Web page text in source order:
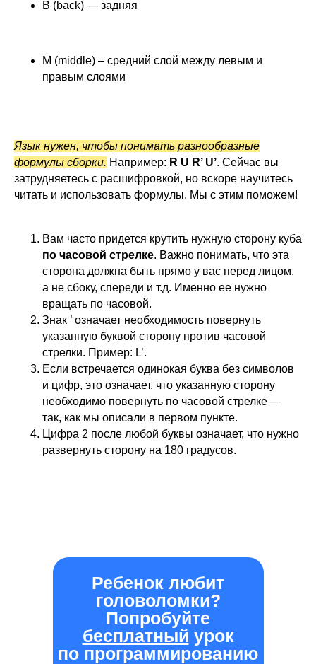
B (back) — задняя
M (middle) – средний слой между левым и
правым слоями
Язык нужен, чтобы понимать разнообразные
формулы сборки. Например: R U R’ U’. Сейчас вы
затрудняетесь с расшифровкой, но вскоре научитесь
читать и использовать формулы. Мы с этим поможем!
Вам часто придется крутить нужную сторону куба
по часовой стрелке. Важно понимать, что эта
сторона должна быть прямо у вас перед лицом,
а не сбоку, спереди и т.д. Именно ее нужно
вращать по часовой.
Знак ’ означает необходимость повернуть
указанную буквой сторону против часовой
стрелки. Пример: L’.
Если встречается одинокая буква без символов
и цифр, это означает, что указанную сторону
необходимо повернуть по часовой стрелке —
так, как мы описали в первом пункте.
Цифра 2 после любой буквы означает, что нужно
развернуть сторону на 180 градусов.
Ребенок любит
головоломки?
Попробуйте
бесплатный урок
по программированию